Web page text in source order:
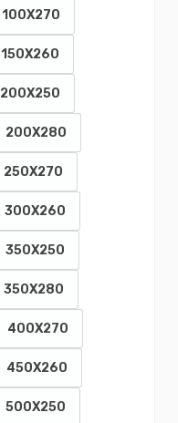
100X270
150X260
200X250
200X280
250X270
300X260
350X250
350X280
400X270
450X260
500X250